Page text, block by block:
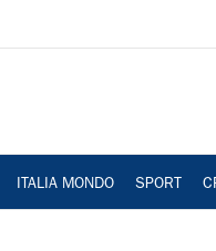
ITALIA MONDO SPORT